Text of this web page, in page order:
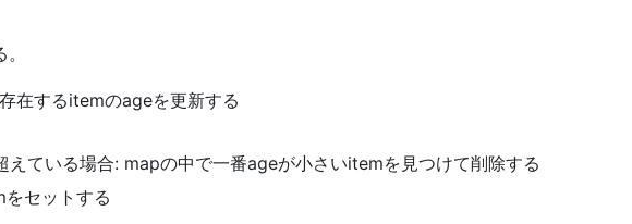
在するitemのageを更新する
ている場合: mapの中で一番ageが小さいitemを見つけて削除する
セットする